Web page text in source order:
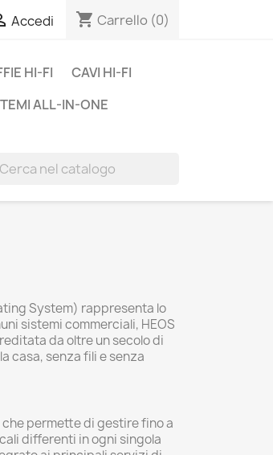
Accedi shopping_cart Carrello (0)
HI-FI
CAVI HI-FI
ALL-IN-ONE
System) rappresenta lo
sistemi commerciali, HEOS
da oltre un secolo di
casa, senza fili e senza
permette di gestire fino a
differenti in ogni singola